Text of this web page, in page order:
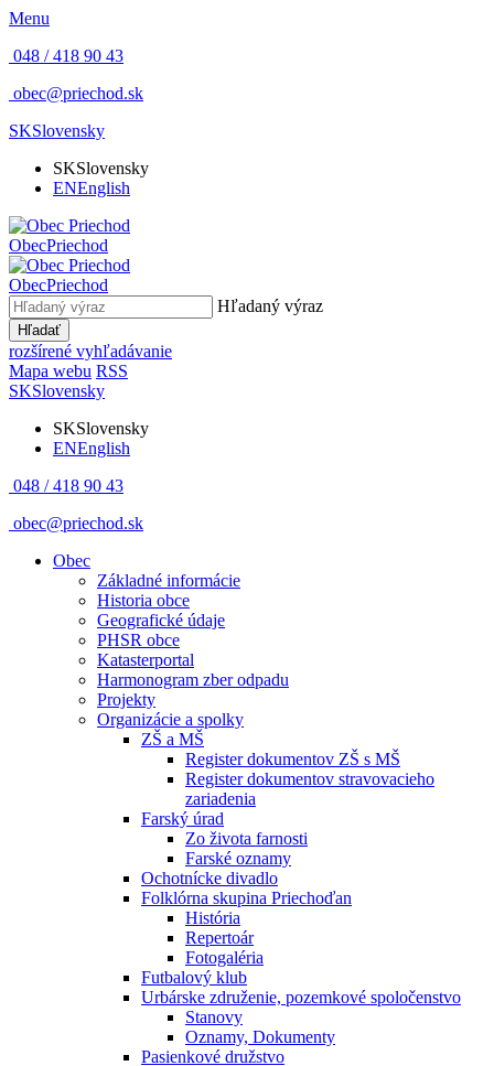
Menu
048 / 418 90 43
obec@priechod.sk
SKSlovensky
SKSlovensky
ENEnglish
ObecPriechod
ObecPriechod
Hľadaný výraz
Hľadať
rozšírené vyhľadávanie
Mapa webu RSS
SKSlovensky
SKSlovensky
ENEnglish
048 / 418 90 43
obec@priechod.sk
Obec
Základné informácie
Historia obce
Geografické údaje
PHSR obce
Katasterportal
Harmonogram zber odpadu
Projekty
Organizácie a spolky
ZŠ a MŠ
Register dokumentov ZŠ s MŠ
Register dokumentov stravovacieho
zariadenia
Farský úrad
Zo života farnosti
Farské oznamy
Ochotnícke divadlo
Folklórna skupina Priechoďan
História
Repertoár
Fotogaléria
Futbalový klub
Urbárske združenie, pozemkové spoločenstvo
Stanovy
Oznamy, Dokumenty
Pasienkové družstvo